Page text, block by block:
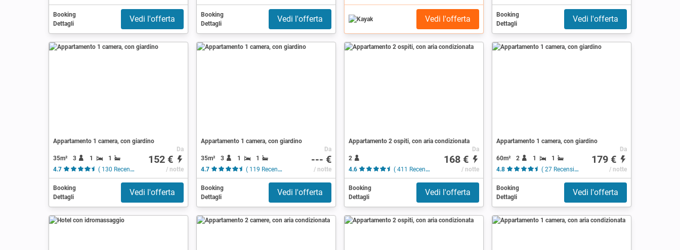
Booking
Dettagli
Vedi l'offerta
Booking
Dettagli
Vedi l'offerta Vedi l'offerta
Booking
Dettagli
Vedi l'offerta
Appartamento 1 camera, con giardino
35m² 3 1
1
4.7
( 130 Recensioni )
Da
152 €
/ notte
Booking
Dettagli
Vedi l'offerta
Appartamento 1 camera, con giardino
35m² 3 1
1
4.7
( 119 Recensioni )
Da
--- €
/ notte
Booking
Dettagli
Vedi l'offerta
Appartamento 2 ospiti, con aria condizionata
2
4.6
( 411 Recensioni )
Da
168 €
/ notte
Booking
Dettagli
Vedi l'offerta
Appartamento 1 camera, con giardino
60m² 2 1
1
4.8
( 27 Recensioni )
Da
179 €
/ notte
Booking
Dettagli
Vedi l'offerta